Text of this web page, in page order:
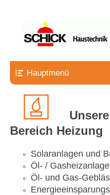
Schick
Hauptmenü
Bereich Heizung
Solaranlagen und
Öl- /
Öl- und Gas-